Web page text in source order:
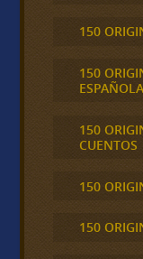
150
150
ESPAÑOLA
150
CUENTOS
150
150